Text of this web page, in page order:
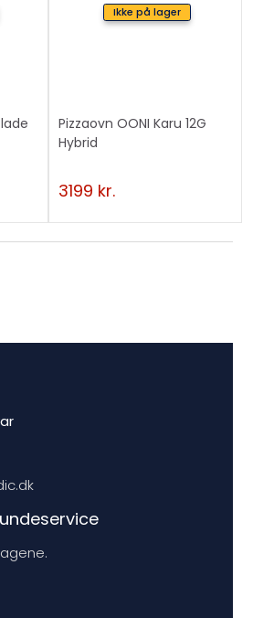
Ikke på lager
Pizzaovn OONI Karu 12G
Hybrid
3199 kr.